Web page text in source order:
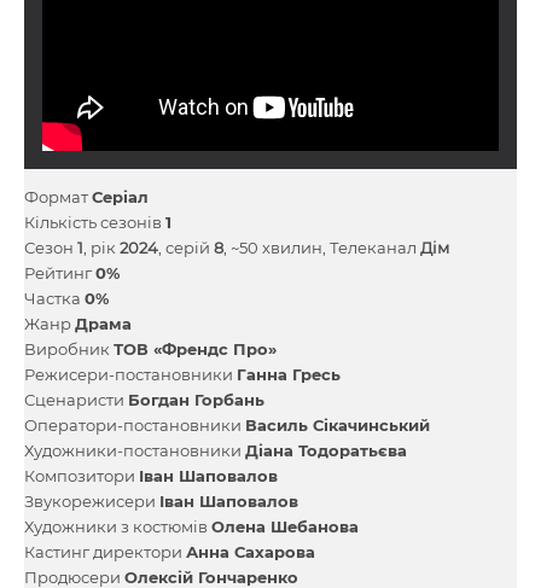
ФорматСеріал
Кількість сезонів 1
Сезон 1 , рік 2024 , серій 8, ~50 хвилин, Телеканал Дім
Рейтинг0%
Частка 0%
ЖанрДрама
Виробник ТОВ «Френдс Про»
Режисери-постановники Ганна Гресь
Сценаристи Богдан Горбань
Оператори-постановники Василь Сікачинський
Художники-постановники Діана Тодоратьєва
Композитори Іван Шаповалов
Звукорежисери Іван Шаповалов
Художники з костюмів Олена Шебанова
Кастинг директори Анна Сахарова
Продюсери Олексій Гончаренко